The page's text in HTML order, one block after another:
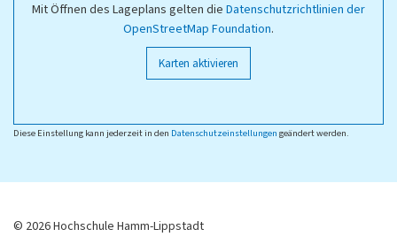
Mit Öffnen des Lageplans gelten die Datenschutzrichtlinien der
OpenStreetMap Foundation.
Karten aktivieren
Diese Einstellung kann jederzeit in den Datenschutzeinstellungen geändert werden.
© 2026 Hochschule Hamm-Lippstadt